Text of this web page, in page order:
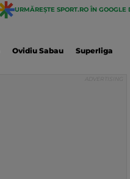
URMĂREȘTE SPORT.RO ÎN GOOGLE
Ovidiu Sabau Superliga